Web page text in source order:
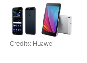
Credits: Huawei